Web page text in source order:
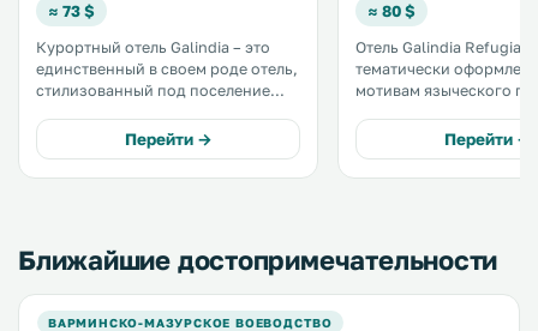
≈ 73 $
Курортный отель Galindia – это
единственный в своем роде отель,
стилизованный под поселение
расположенный на берегу озера
Белданы. .
Перейти →
≈ 80 $
Отель Galindia Refugia,
тематически
мотивам языческого
озера Белданы. Гостям
предоставляется
В отеле работает ресторан.
Перейти →
Ближайшие достопримечательности
ВАРМИНСКО-МАЗУРСКОЕ ВОЕВОДСТВО